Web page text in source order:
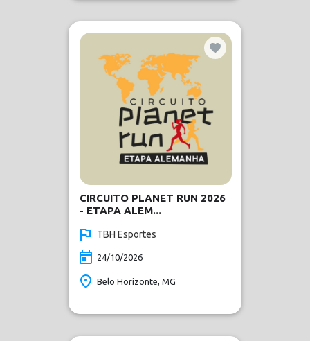
CIRCUITO PLANET RUN 2026
- ETAPA ALEM...
TBH Esportes
24/10/2026
Belo Horizonte, MG